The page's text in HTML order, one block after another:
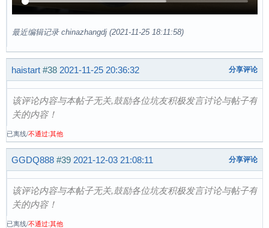
最近编辑记录 chinazhangdj (2021-11-25 18:11:58)
haistart #38 2021-11-25 20:36:32 分享评论
该评论内容与本帖子无关,鼓励各位坑友积极发言讨论与帖子有
关的内容！
已离线/不通过:其他
GGDQ888 #39 2021-12-03 21:08:11 分享评论
该评论内容与本帖子无关,鼓励各位坑友积极发言讨论与帖子有
关的内容！
已离线/不通过:其他